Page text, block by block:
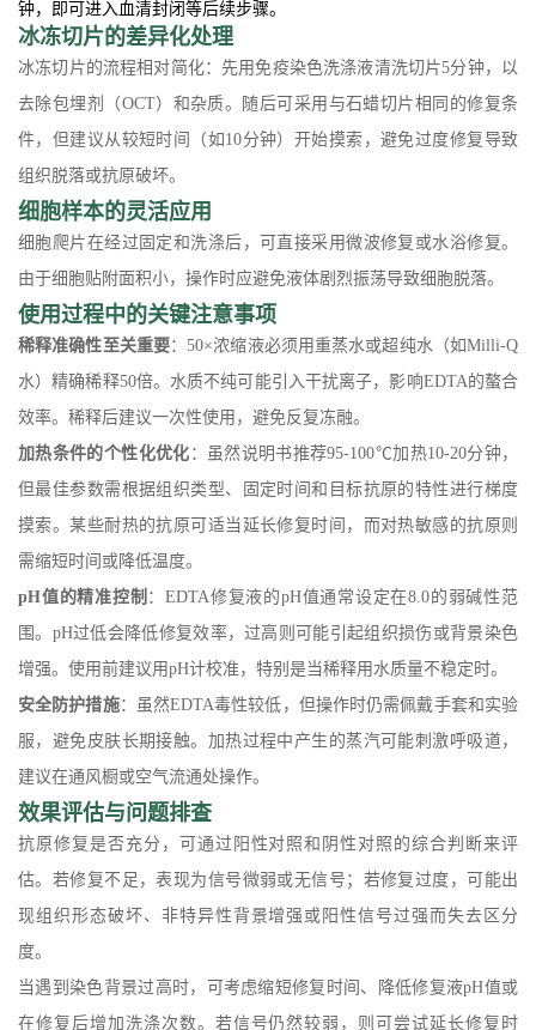
钟，即可进入血清封闭等后续步骤。
冰冻切片的差异化处理
冰冻切片的流程相对简化：先用免疫染色洗涤液清洗切片5分钟，以
去除包埋剂（OCT）和杂质。随后可采用与石蜡切片相同的修复条
件，但建议从较短时间（如10分钟）开始摸索，避免过度修复导致
组织脱落或抗原破坏。
细胞样本的灵活应用
细胞爬片在经过固定和洗涤后，可直接采用微波修复或水浴修复。
由于细胞贴附面积小，操作时应避免液体剧烈振荡导致细胞脱落。
使用过程中的关键注意事项
稀释准确性至关重要：50×浓缩液必须用重蒸水或超纯水（如Milli-Q
水）精确稀释50倍。水质不纯可能引入干扰离子，影响EDTA的螯合
效率。稀释后建议一次性使用，避免反复冻融。
加热条件的个性化优化 ：虽然说明书推荐95-100℃加热10-20分钟，
但最佳参数需根据组织类型、固定时间和目标抗原的特性进行梯度
摸索。某些耐热的抗原可适当延长修复时间，而对热敏感的抗原则
需缩短时间或降低温度。
pH值的精准控制 ：EDTA修复液的pH值通常设定在8.0的弱碱性范
围。pH过低会降低修复效率，过高则可能引起组织损伤或背景染色
增强。使用前建议用pH计校准，特别是当稀释用水质量不稳定时。
安全防护措施：虽然EDTA毒性较低，但操作时仍需佩戴手套和实验
服，避免皮肤长期接触。加热过程中产生的蒸汽可能刺激呼吸道，
建议在通风橱或空气流通处操作。
效果评估与问题排查
抗原修复是否充分，可通过阳性对照和阴性对照的综合判断来评
估。若修复不足，表现为信号微弱或无信号；若修复过度，可能出
现组织形态破坏、非特异性背景增强或阳性信号过强而失去区分
度。
当遇到染色背景过高时，可考虑缩短修复时间、降低修复液pH值或
在修复后增加洗涤次数。若信号仍然较弱，则可尝试延长修复时